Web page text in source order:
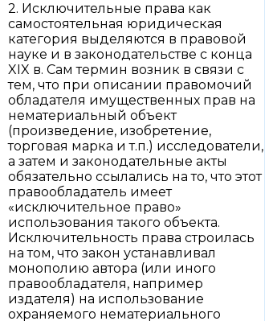
2. Исключительные права как
самостоятельная юридическая
категория выделяются в правовой
науке и в законодательстве с конца
XIX в. Сам термин возник в связи с
тем, что при описании правомочий
обладателя имущественных прав на
нематериальный объект
(произведение, изобретение,
торговая марка и т.п.) исследователи,
а затем и законодательные акты
обязательно ссылались на то, что этот
правообладатель имеет
«исключительное право»
использования такого объекта.
Исключительность права строилась
на том, что закон устанавливал
монополию автора (или иного
правообладателя, например
издателя) на использование
охраняемого нематериального